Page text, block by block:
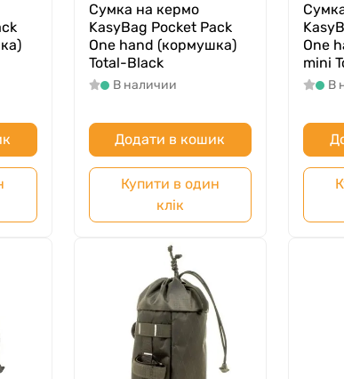
Сумка на кермо
KasyBag Pocket Pack
One hand (кормушка)
Total-Black
В наличии
Додати в кошик
Купити в один
клік
One
mini
В